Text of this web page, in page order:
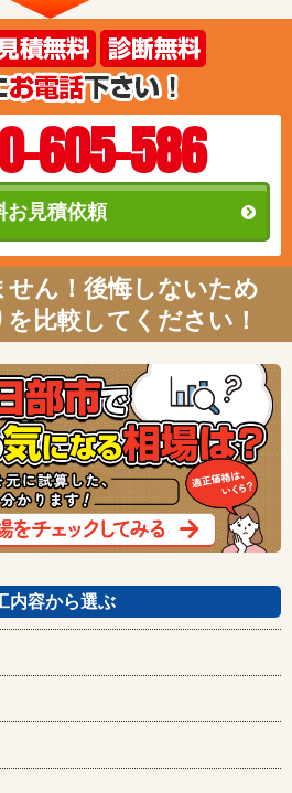
605-586
お見積依頼
ん！後悔しないため
比較してください！
内容から選ぶ